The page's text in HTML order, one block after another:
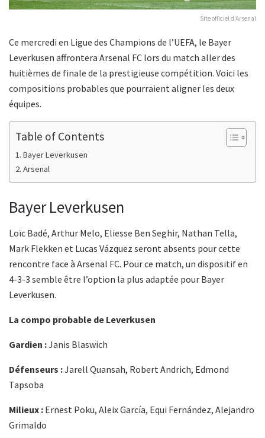
Site officiel d'Arsenal
Ce mercredi en Ligue des Champions de l’UEFA, le Bayer
Leverkusen affrontera Arsenal FC lors du match aller des
huitièmes de finale de la prestigieuse compétition. Voici les
compositions probables que pourraient aligner les deux
équipes.
Table of Contents
Bayer Leverkusen
Arsenal
Bayer Leverkusen
Loïc Badé, Arthur Melo, Eliesse Ben Seghir, Nathan Tella,
Mark Flekken et Lucas Vázquez seront absents pour cette
rencontre face à Arsenal FC. Pour ce match, un dispositif en
4-3-3 semble être l’option la plus adaptée pour Bayer
Leverkusen.
La compo probable de Leverkusen
Gardien :Janis Blaswich
Défenseurs :Jarell Quansah, Robert Andrich, Edmond
Tapsoba
Milieux : Ernest Poku, Aleix García, Equi Fernández, Alejandro
Grimaldo